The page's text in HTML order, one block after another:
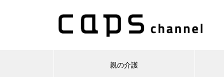
親の介護